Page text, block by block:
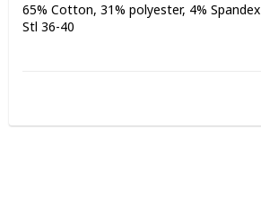
65% Cotton, 31% polyester, 4% Spandex
Stl 36-40